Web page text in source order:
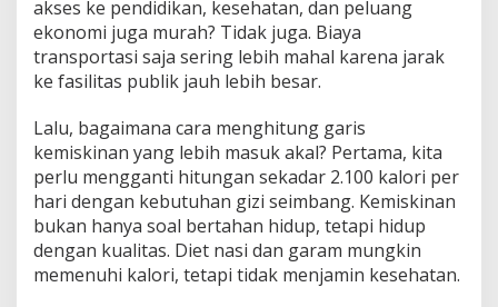
akses ke pendidikan, kesehatan, dan peluang
ekonomi juga murah? Tidak juga. Biaya
transportasi saja sering lebih mahal karena jarak
ke fasilitas publik jauh lebih besar.
Lalu, bagaimana cara menghitung garis
kemiskinan yang lebih masuk akal? Pertama, kita
perlu mengganti hitungan sekadar 2.100 kalori per
hari dengan kebutuhan gizi seimbang. Kemiskinan
bukan hanya soal bertahan hidup, tetapi hidup
dengan kualitas. Diet nasi dan garam mungkin
memenuhi kalori, tetapi tidak menjamin kesehatan.